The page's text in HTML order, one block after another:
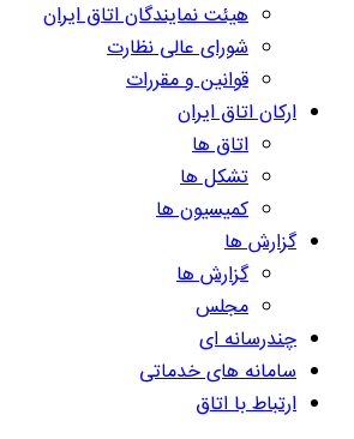
هیئت نمایندگان اتاق ایران
شورای عالی نظارت
قوانین و مقررات
ارکان اتاق ایران
اتاق ها
تشکل ها
کمیسیون ها
گزارش ها
گزارش ها
مجلس
چندرسانه ای
سامانه های خدماتی
ارتباط با اتاق